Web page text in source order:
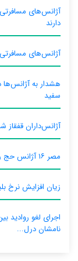
آژانس‌های مسافرتی
دارند
آژانس‌های
هشدار به آژانس‌ها
سفید
آژانس‌داران قفقاز
مصر ۱۶ آژانس حج را دادگاهی می‌کند
زیان افزایش نرخ
اجرای لغو روادید
نامشان درل...